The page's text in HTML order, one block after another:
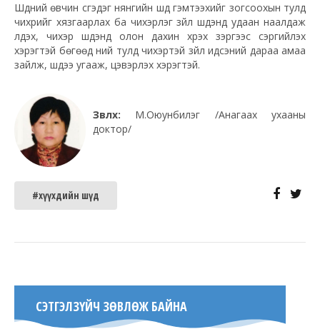
Шүдний өвчин үүсгэдэг нянгийн шүд гэмтээхийг зогсоохын тулд
чихрийг хязгаарлах ба чихэрлэг зүйл шүдэнд удаан наалдаж
үлдэх, чихэр шүдэнд олон дахин хүрэх зэргээс сэргийлэх
хэрэгтэй бөгөөд үүний тулд чихэртэй зүйл идсэний дараа амаа
зайлж, шүдээ угааж, цэвэрлэх хэрэгтэй.
Зөвлөх: М.Оюунбилэг /Анагаах ухааны
доктор/
#хүүхдийн шүд
СЭТГЭЛЗҮЙЧ ЗӨВЛӨЖ БАЙНА